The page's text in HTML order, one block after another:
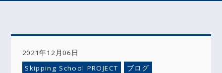
2021年12月06日
Skipping School PROJECT
ブログ